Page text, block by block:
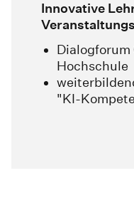
Innovative
Dialogforum
Hochschule
"KI-